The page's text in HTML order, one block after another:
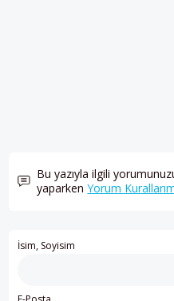
Bu yazıyla ilgili
yaparkenYorum
İsim, Soyisim